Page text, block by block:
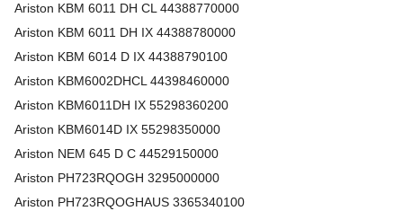
Ariston KBM 6011 DH CL 44388770000
Ariston KBM 6011 DH IX 44388780000
Ariston KBM 6014 D IX 44388790100
Ariston KBM6002DHCL 44398460000
Ariston KBM6011DH IX 55298360200
Ariston KBM6014D IX 55298350000
Ariston NEM 645 D C 44529150000
Ariston PH723RQOGH 3295000000
Ariston PH723RQOGHAUS 3365340100